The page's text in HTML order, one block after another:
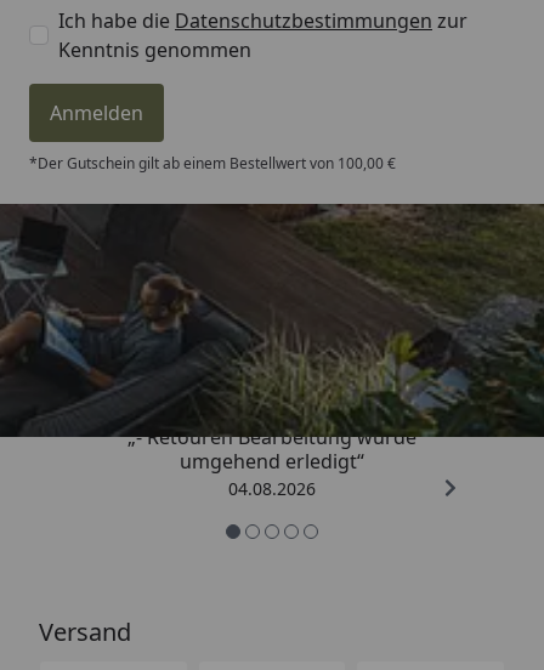
Ich habe die Datenschutzbestimmungen zur
Kenntnis genommen
Anmelden
*Der Gutschein gilt ab einem Bestellwert von 100,00 €
Trusted Shops
4,81/ 5
„- Retouren Bearbeitung wurde
umgehend erledigt“
04.08.2026
Versand